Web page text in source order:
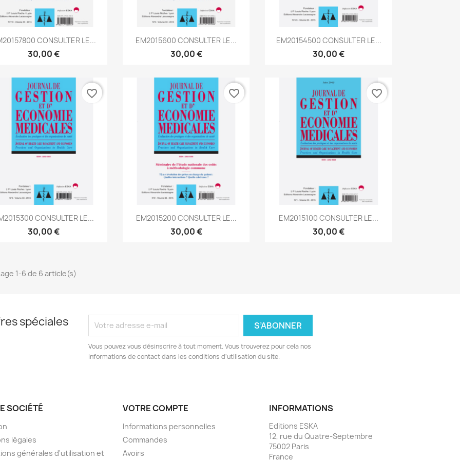
Aperçu rapide
CONSULTER LE...
30,00 €
Aperçu rapide
EM2015600 CONSULTER LE...
30,00 €
Aperçu rapide
EM20154500 CONSULTER LE...
30,00 €
Aperçu rapide
CONSULTER LE...
30,00 €
favorite_border
Aperçu rapide
EM2015200 CONSULTER LE...
30,00 €
favorite_border
Aperçu rapide
EM2015100 CONSULTER LE...
30,00 €
favorite_border
1-6 de 6 article(s)
spéciales
Vous pouvez vous désinscrire à tout moment. Vous trouverez pour cela nos
informations de contact dans les conditions d'utilisation du site.
SOCIÉTÉ
légales
générales d'utilisation et
VOTRE COMPTE
Informations personnelles
Commandes
Avoirs
INFORMATIONS
Editions ESKA
12, rue du Quatre-Septembre
75002 Paris
France